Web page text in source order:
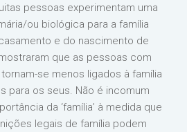
pessoas experimentam uma
ou biológica para a família
e do nascimento de
que as pessoas com
se menos ligados à família
para os seus. Não é incomum
da ‘família’ à medida que
legais de família podem